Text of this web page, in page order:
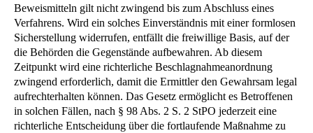
Beweismitteln gilt nicht zwingend bis zum Abschluss eines
Verfahrens. Wird ein solches Einverständnis mit einer formlosen
Sicherstellung widerrufen, entfällt die freiwillige Basis, auf der
die Behörden die Gegenstände aufbewahren. Ab diesem
Zeitpunkt wird eine richterliche Beschlagnahmeanordnung
zwingend erforderlich, damit die Ermittler den Gewahrsam legal
aufrechterhalten können. Das Gesetz ermöglicht es Betroffenen
in solchen Fällen, nach § 98 Abs. 2 S. 2 StPO jederzeit eine
richterliche Entscheidung über die fortlaufende Maßnahme zu